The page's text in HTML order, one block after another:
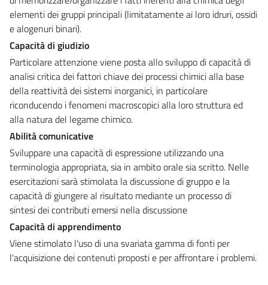
elementi dei gruppi principali (limitatamente ai loro idruri, ossidi
e alogenuri binari).
Capacità di giudizio
Particolare attenzione viene posta allo sviluppo di capacità di
analisi critica dei fattori chiave dei processi chimici alla base
della reattività dei sistemi inorganici, in particolare
riconducendo i fenomeni macroscopici alla loro struttura ed
alla natura del legame chimico.
Abilità comunicative
Sviluppare una capacità di espressione utilizzando una
terminologia appropriata, sia in ambito orale sia scritto. Nelle
esercitazioni sarà stimolata la discussione di gruppo e la
capacità di giungere al risultato mediante un processo di
sintesi dei contributi emersi nella discussione
Capacità di apprendimento
Viene stimolato l'uso di una svariata gamma di fonti per
l'acquisizione dei contenuti proposti e per affrontare i problemi.